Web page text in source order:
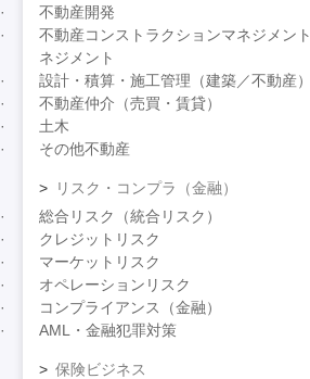
不動産開発
不動産コンストラクションマネジメン
ネジメント
設計・積算・施工管理（建築／不動産）
不動産仲介（売買・賃貸）
土木
その他不動産
リスク・コンプラ（金融）
総合リスク（統合リスク）
クレジットリスク
マーケットリスク
オペレーションリスク
コンプライアンス（金融）
AML・金融犯罪対策
保険ビジネス